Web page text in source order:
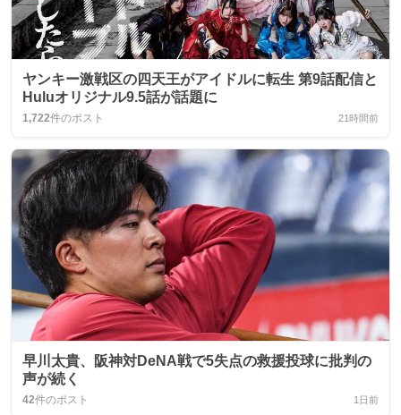
ヤンキー激戦区の四天王がアイドルに転生 第9話配信と
Huluオリジナル9.5話が話題に
1,722件のポスト 21時間前
早川太貴、阪神対DeNA戦で5失点の救援投球に批判の
声が続く
42件のポスト 1日前